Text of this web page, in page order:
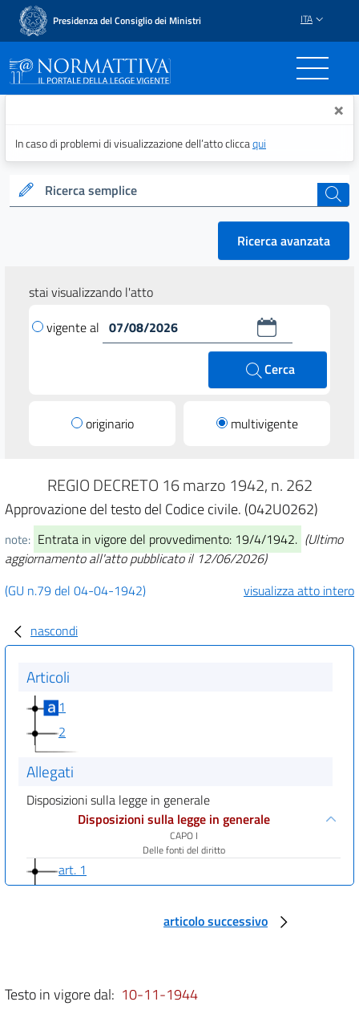
Presidenza del Consiglio dei Ministri ITA
Normattiva - Il portale ×
In caso di problemi di visualizzazione dell’atto cliccaqui
Ricerca semplice cerca
Ricerca avanzata
stai visualizzando l'atto
vigente al
Cerca
originario multivigente
REGIO DECRETO 16 marzo 1942, n. 262
Approvazione del testo del Codice civile. (042U0262)
note: Entrata in vigore del provvedimento: 19/4/1942. (Ultimo
aggiornamento all'atto pubblicato il 12/06/2026)
(GU n.79 del 04-04-1942)
visualizza atto intero
nascondi
Articoli
1
2
Allegati
Disposizioni sulla legge in generale
Disposizioni sulla legge in generale
CAPO I
Delle fonti del diritto
art. 1
art. 6
articolo successivo
Testo in vigore dal: 10-11-1944